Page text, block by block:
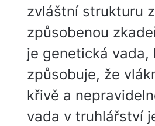
zvláštní strukturu
způsobenou
je genetická vada,
způsobuje, že
křivě a
vada v truhlářství